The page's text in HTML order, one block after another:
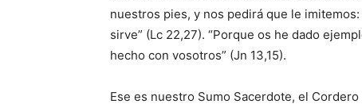
nuestros pies, y nos pedirá que le
sirve” (Lc 22,27). “Porque os he dado
hecho con vosotros” (Jn 13,15).
Ese es nuestro Sumo Sacerdote, el